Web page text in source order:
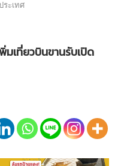
ระเทศ
มเที่ยวบินขานรับเปิด